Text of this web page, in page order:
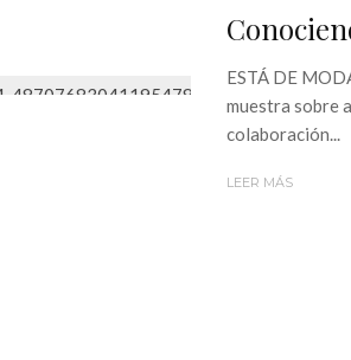
ESTÁ DE
muestra sobre
colaboración...
LEER MÁS